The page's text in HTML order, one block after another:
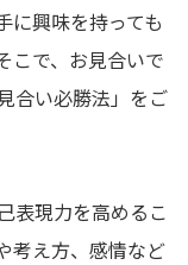
に興味を持っても
こで、お見合いで
合い必勝法」をご
表現力を高めるこ
考え方、感情など